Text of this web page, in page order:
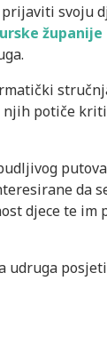
svoju
županije
njih potiče
da
djece te
udruga